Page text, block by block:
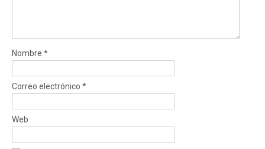
Nombre *
Correo electrónico *
Web